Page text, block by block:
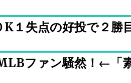
１失点の好投で２勝
ファン騒然！←「